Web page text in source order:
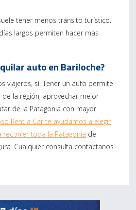
tener menos tránsito turístico.
largos permiten hacer más
auto en Bariloche?
viajeros, sí. Tener un auto permite
la región, aprovechar mejor
de la Patagonia con mayor
Rent a Car te ayudamos a elegir
recorrer toda la Patagonia de
Cualquier consulta contactanos